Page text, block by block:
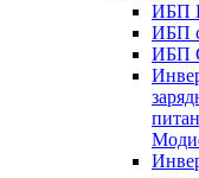
ИБП
ИБП
ИБП